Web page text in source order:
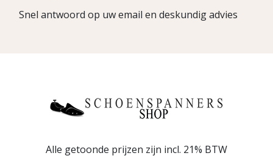
Snel antwoord op uw email en deskundig advies
Alle getoonde prijzen zijn incl. 21% BTW